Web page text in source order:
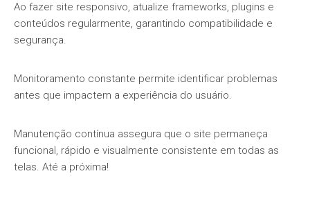
Ao fazer site responsivo, atualize frameworks, plugins e
conteúdos regularmente, garantindo compatibilidade e
segurança.
Monitoramento constante permite identificar problemas
antes que impactem a experiência do usuário.
Manutenção contínua assegura que o site permaneça
funcional, rápido e visualmente consistente em todas as
telas. Até a próxima!